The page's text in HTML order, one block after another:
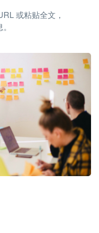
或粘贴全文，